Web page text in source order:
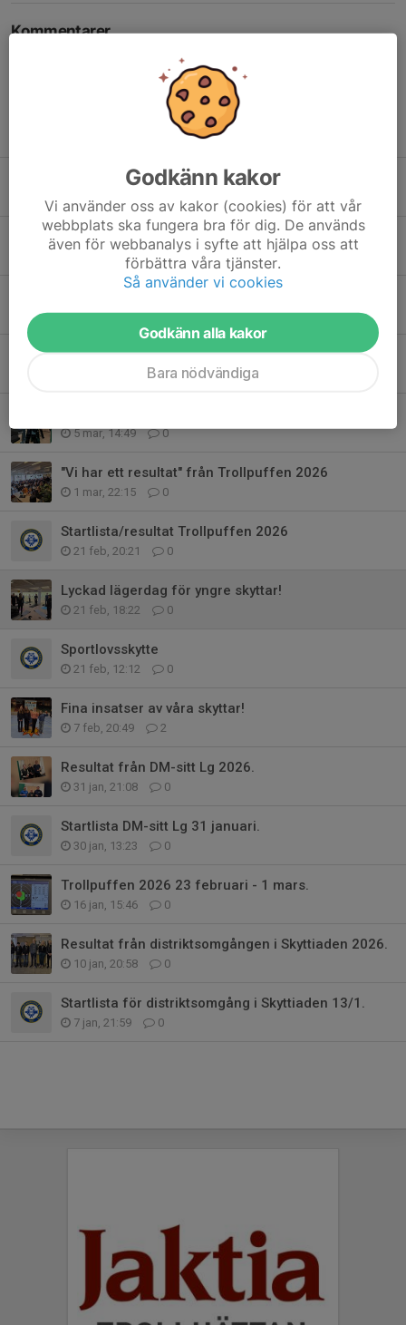
Kommentarer
Vårmatchen 2026
VIlken SM helg!
30 mar, 10:56 0
11 mar, 10:23 0
Skyttiadens riksfinal avklarad.
0
5 mar, 14:49 0
"Vi har ett resultat" från Trollpuffen 2026
1 mar, 22:15 0
Startlista/resultat Trollpuffen 2026
21 feb, 20:21 0
Lyckad lägerdag för yngre skyttar!
21 feb, 18:22 0
Sportlovsskytte
21 feb, 12:12 0
Fina insatser av våra skyttar!
7 feb, 20:49 2
Resultat från DM-sitt Lg 2026.
31 jan, 21:08 0
Startlista DM-sitt Lg 31 januari.
30 jan, 13:23 0
Trollpuffen 2026 23 februari - 1 mars.
16 jan, 15:46 0
Resultat från distriktsomgången i Skyttiaden 2026.
10 jan, 20:58 0
Startlista för distriktsomgång i Skyttiaden 13/1.
7 jan, 21:59 0
Godkänn kakor
Vi använder oss av kakor (cookies) för att vår
webbplats ska fungera bra för dig. De används
även för webbanalys i syfte att hjälpa oss att
förbättra våra tjänster.
Så använder vi cookies
Godkänn alla kakor
Bara nödvändiga